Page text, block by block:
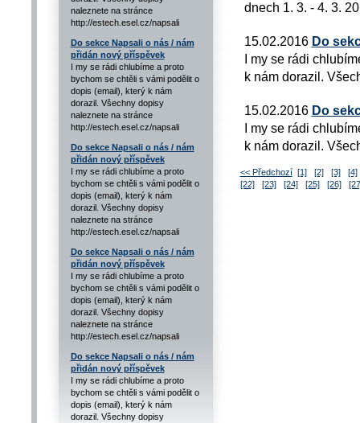
naleznete na stránce
http://estech.esel.cz/napsali
Do sekce Napsali o nás / nám
přidán nový příspěvek
I my se rádi chlubíme a proto
bychom se chtěli s vámi podělit o
dopis (email), který k nám
dorazil. Všechny dopisy
naleznete na stránce
http://estech.esel.cz/napsali
Do sekce Napsali o nás / nám
přidán nový příspěvek
I my se rádi chlubíme a proto
bychom se chtěli s vámi podělit o
dopis (email), který k nám
dorazil. Všechny dopisy
naleznete na stránce
http://estech.esel.cz/napsali
Do sekce Napsali o nás / nám
přidán nový příspěvek
I my se rádi chlubíme a proto
bychom se chtěli s vámi podělit o
dopis (email), který k nám
dorazil. Všechny dopisy
naleznete na stránce
http://estech.esel.cz/napsali
Do sekce Napsali o nás / nám
přidán nový příspěvek
I my se rádi chlubíme a proto
bychom se chtěli s vámi podělit o
dopis (email), který k nám
dorazil. Všechny dopisy
dnech 1. 3. - 4. 3.
15.02.2016 Do
I my se rádi
k nám dorazil.
15.02.2016 Do
I my se rádi
k nám dorazil.
<< Předchozí [1] [2] [3]
[4]
[22]
[23] [24] [25] [26]